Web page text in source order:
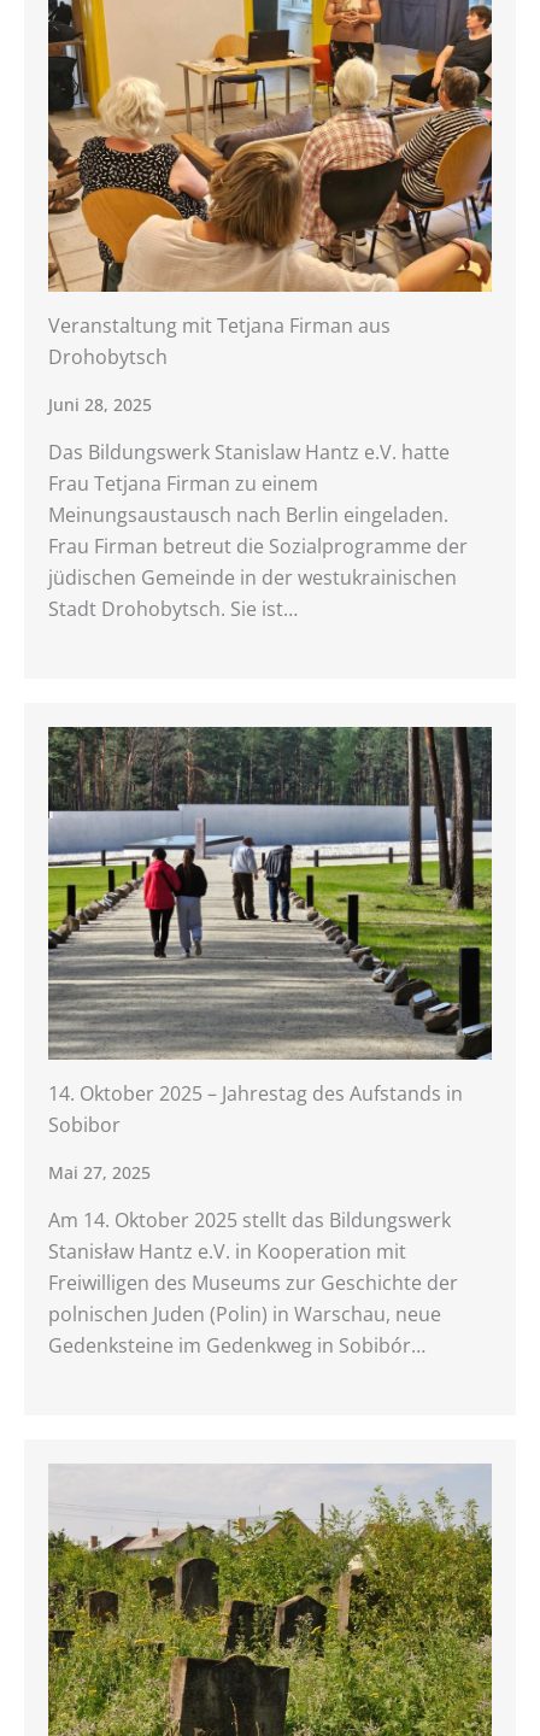
Veranstaltung mit Tetjana Firman aus
Drohobytsch
Juni 28, 2025
Das Bildungswerk Stanislaw Hantz e.V. hatte
Frau Tetjana Firman zu einem
Meinungsaustausch nach Berlin eingeladen.
Frau Firman betreut die Sozialprogramme der
jüdischen Gemeinde in der westukrainischen
Stadt Drohobytsch. Sie ist…
14. Oktober 2025 – Jahrestag des Aufstands in
Sobibor
Mai 27, 2025
Am 14. Oktober 2025 stellt das Bildungswerk
Stanisław Hantz e.V. in Kooperation mit
Freiwilligen des Museums zur Geschichte der
polnischen Juden (Polin) in Warschau, neue
Gedenksteine im Gedenkweg in Sobibór…